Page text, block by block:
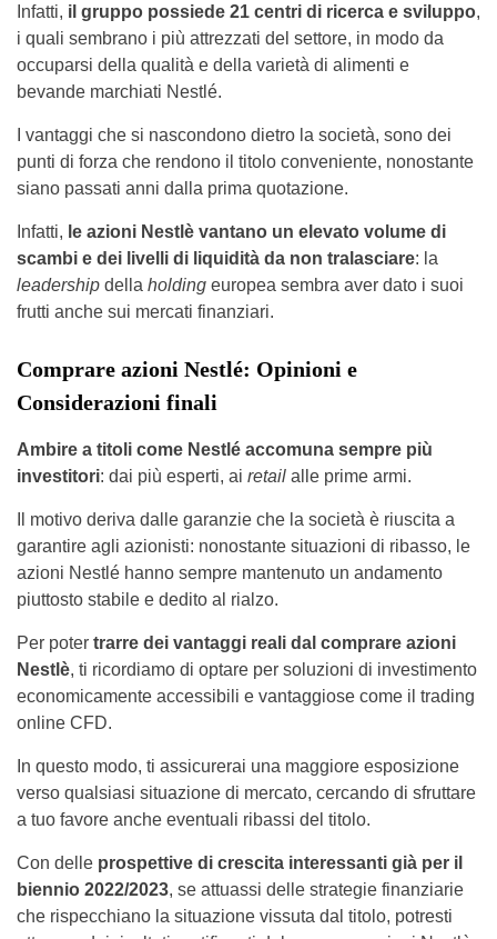
Infatti, il gruppo possiede 21 centri di ricerca e sviluppo,
i quali sembrano i più attrezzati del settore, in modo da
occuparsi della qualità e della varietà di alimenti e
bevande marchiati Nestlé.
I vantaggi che si nascondono dietro la società, sono dei
punti di forza che rendono il titolo conveniente, nonostante
siano passati anni dalla prima quotazione.
Infatti, le azioni Nestlè vantano un elevato volume di
scambi e dei livelli di liquidità da non tralasciare: la
leadership della holding europea sembra aver dato i suoi
frutti anche sui mercati finanziari.
Comprare azioni Nestlé: Opinioni e
Considerazioni finali
Ambire a titoli come Nestlé accomuna sempre più
investitori: dai più esperti, ai retail alle prime armi.
Il motivo deriva dalle garanzie che la società è riuscita a
garantire agli azionisti: nonostante situazioni di ribasso, le
azioni Nestlé hanno sempre mantenuto un andamento
piuttosto stabile e dedito al rialzo.
Per poter trarre dei vantaggi reali dal comprare azioni
Nestlè, ti ricordiamo di optare per soluzioni di investimento
economicamente accessibili e vantaggiose come il trading
online CFD.
In questo modo, ti assicurerai una maggiore esposizione
verso qualsiasi situazione di mercato, cercando di sfruttare
a tuo favore anche eventuali ribassi del titolo.
Con delle prospettive di crescita interessanti già per il
biennio 2022/2023, se attuassi delle strategie finanziarie
che rispecchiano la situazione vissuta dal titolo, potresti